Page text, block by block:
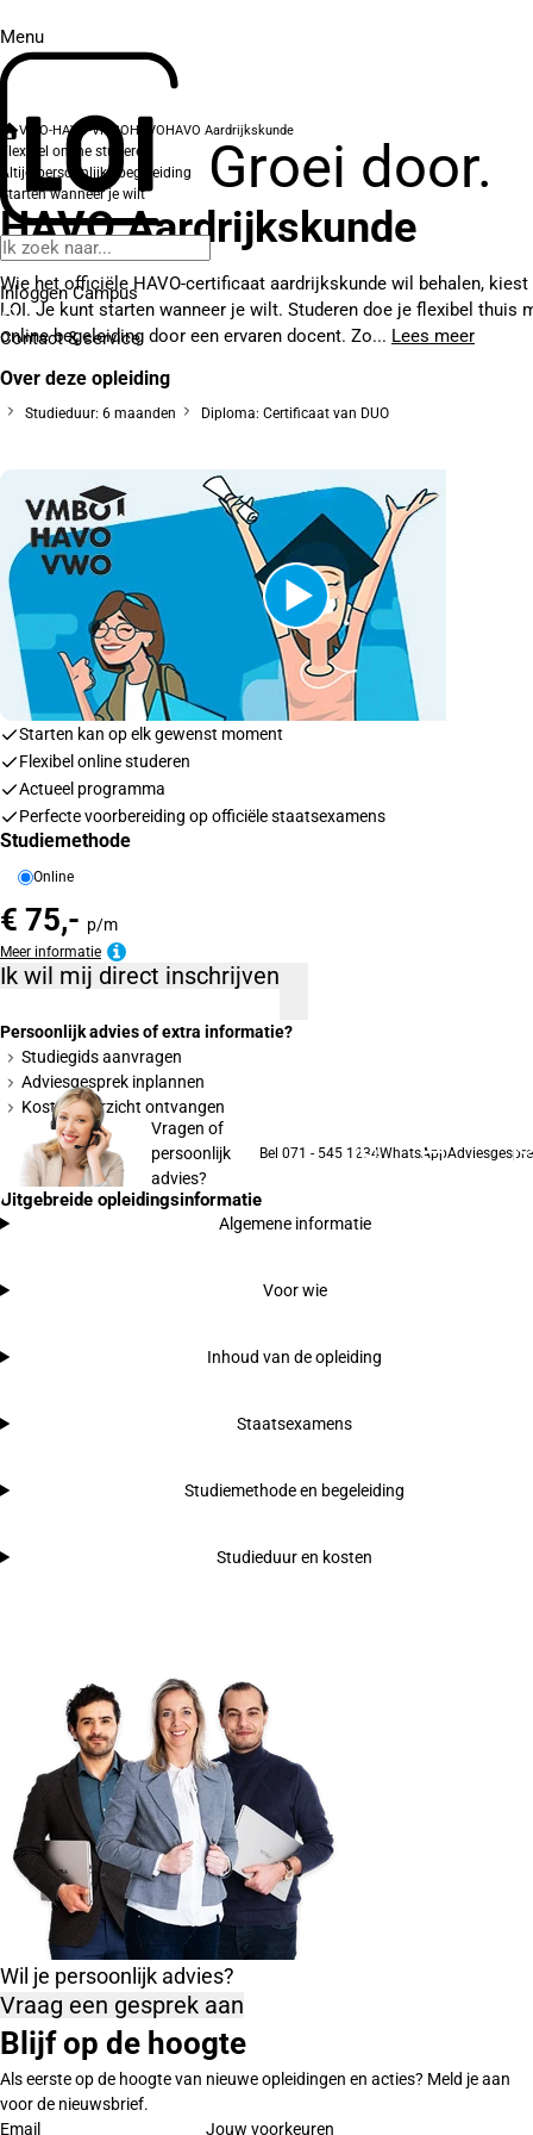
Menu
Groei door.
Inloggen Campus
Contact& service
VWO-HAVO-VMBOHAVOHAVO Aardrijkskunde
Flexibel online studeren
Altijd persoonlijke begeleiding
Starten wanneer je wilt
HAVO Aardrijkskunde
Wie het officiële HAVO-certificaat aardrijkskunde wil behalen, kiest
LOI. Je kunt starten wanneer je wilt. Studeren doe je flexibel thuis
online begeleiding door een ervaren docent. Zo... Lees meer
Over deze opleiding
Studieduur: 6 maanden Diploma: Certificaat van DUO
Starten kan op elk gewenst moment
Flexibel online studeren
Actueel programma
Perfecte voorbereiding op officiële staatsexamens
Studiemethode
Online
€ 75,- p/m
Meer informatie
Ik wil mij direct inschrijven
Persoonlijk advies of extra informatie?
Studiegids aanvragen
Adviesgesprek inplannen
Kostenoverzicht ontvangen
Vragen of
persoonlijk
advies?
Bel 071 - 545 1234WhatsApp
Uitgebreide opleidingsinformatie
Algemene informatie
Voor wie
Inhoud van de opleiding
Staatsexamens
Studiemethode en begeleiding
Studieduur en kosten
Wil je persoonlijk advies?
Vraag een gesprek aan
Blijf op de hoogte
Als eerste op de hoogte van nieuwe opleidingen en acties? Meld je aan
voor de nieuwsbrief.
Email
Jouw voorkeuren